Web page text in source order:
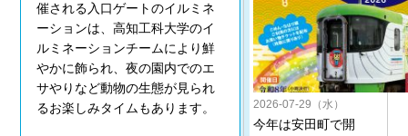
催される入口ゲートのイルミネ
ーションは、高知工科大学のイ
ルミネーションチームにより鮮
やかに飾られ、夜の園内でのエ
サやりなど動物の生態が見られ
るお楽しみタイムもあります。
2026-07-29（水）
今年は安田町で開